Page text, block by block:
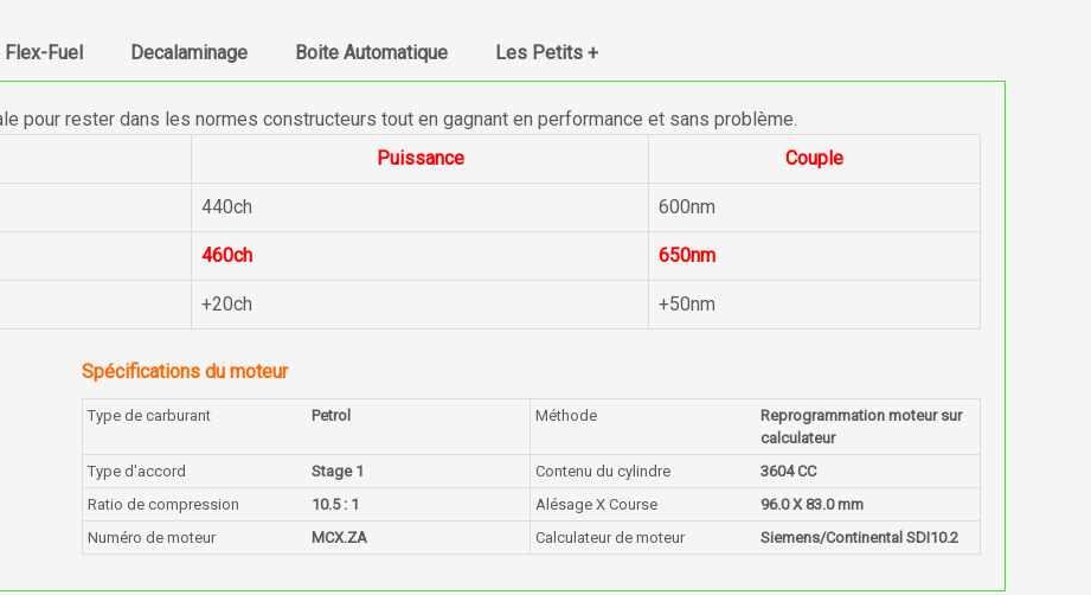
Flex-Fuel Decalaminage Boite Automatique Les Petits +
pour rester dans les normes constructeurs tout en gagnant en performance et sans problème.
Puissance Couple
440ch 600nm
460ch 650nm
+20ch +50nm
Spécifications du moteur
Type de carburant Petrol Méthode
Reprogrammation moteur sur
calculateur
Type d'accord
Stage 1 Contenu du cylindre
3604 CC
Ratio de compression
10.5 : 1 Alésage X Course
96.0 X 83.0 mm
Numéro de moteur
MCX.ZA Calculateur de moteur Siemens/Continental SDI10.2